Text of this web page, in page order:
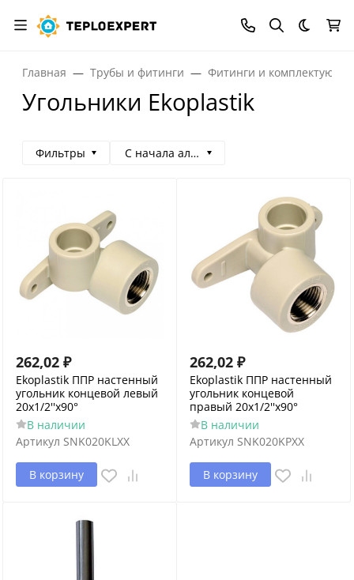
Темная
Главная Трубы и фитинги Фитинги и
Угольники Ekoplastik
Фильтры С начала алфавита
262,02 ₽
Ekoplastik ППР настенный
угольник концевой левый
20х1/2''x90°
В наличии
Артикул SNK020KLXX
В корзину
262,02 ₽
Ekoplastik ППР настенный
угольник концевой
правый 20х1/2''x90°
В наличии
Артикул SNK020KPXX
В корзину